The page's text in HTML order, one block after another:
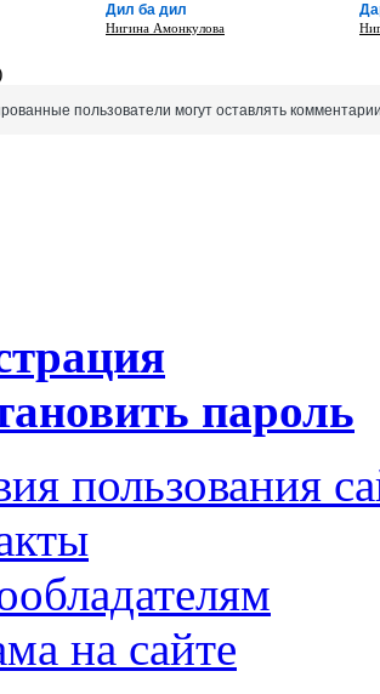
Дил ба дил
Нигина Амонкулова
пользователи могут оставлять
пароль
пользования
на сайте